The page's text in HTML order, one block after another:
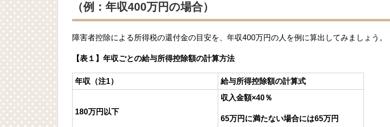
（例：年収400万円の場合）
障害者控除による所得税の還付金の目安を、年収400万円の人を例に算出してみましょう。
【表１】年収ごとの給与所得控除額の計算方法
年収（注1） 給与所得控除額の計算式
180万円以下
収入金額×40％
65万円に満たない場合には65万円